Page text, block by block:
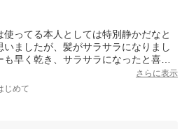
ってる本人としては特別静かだなと
ましたが、髪がサラサラになりまし
早く乾き、サラサラになったと喜ん
さらに表示
じめて